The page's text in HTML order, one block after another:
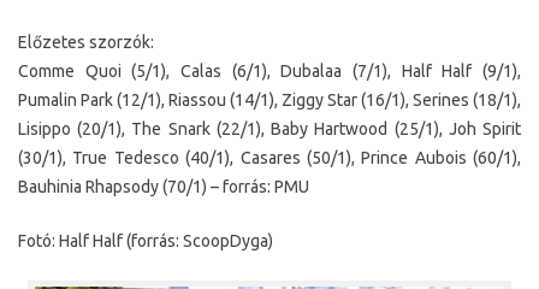
Előzetes szorzók:
Comme Quoi (5/1), Calas (6/1), Dubalaa (7/1), Half Half (9/1),
Pumalin Park (12/1), Riassou (14/1), Ziggy Star (16/1), Serines (18/1),
Lisippo (20/1), The Snark (22/1), Baby Hartwood (25/1), Joh Spirit
(30/1), True Tedesco (40/1), Casares (50/1), Prince Aubois (60/1),
Bauhinia Rhapsody (70/1) – forrás: PMU
Fotó: Half Half (forrás: ScoopDyga)